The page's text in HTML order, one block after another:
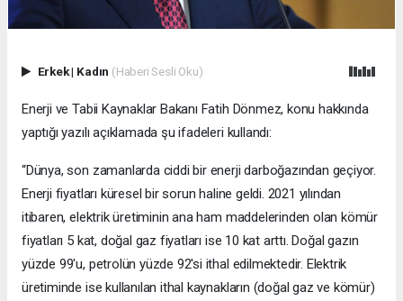
Erkek| Kadın (Haberi Sesli Oku)
Enerji ve Tabii Kaynaklar Bakanı Fatih Dönmez, konu hakkında
yaptığı yazılı açıklamada şu ifadeleri kullandı:
“Dünya, son zamanlarda ciddi bir enerji darboğazından geçiyor.
Enerji fiyatları küresel bir sorun haline geldi. 2021 yılından
itibaren, elektrik üretiminin ana ham maddelerinden olan kömür
fiyatları 5 kat, doğal gaz fiyatları ise 10 kat arttı. Doğal gazın
yüzde 99'u, petrolün yüzde 92'si ithal edilmektedir. Elektrik
üretiminde ise kullanılan ithal kaynakların (doğal gaz ve kömür)